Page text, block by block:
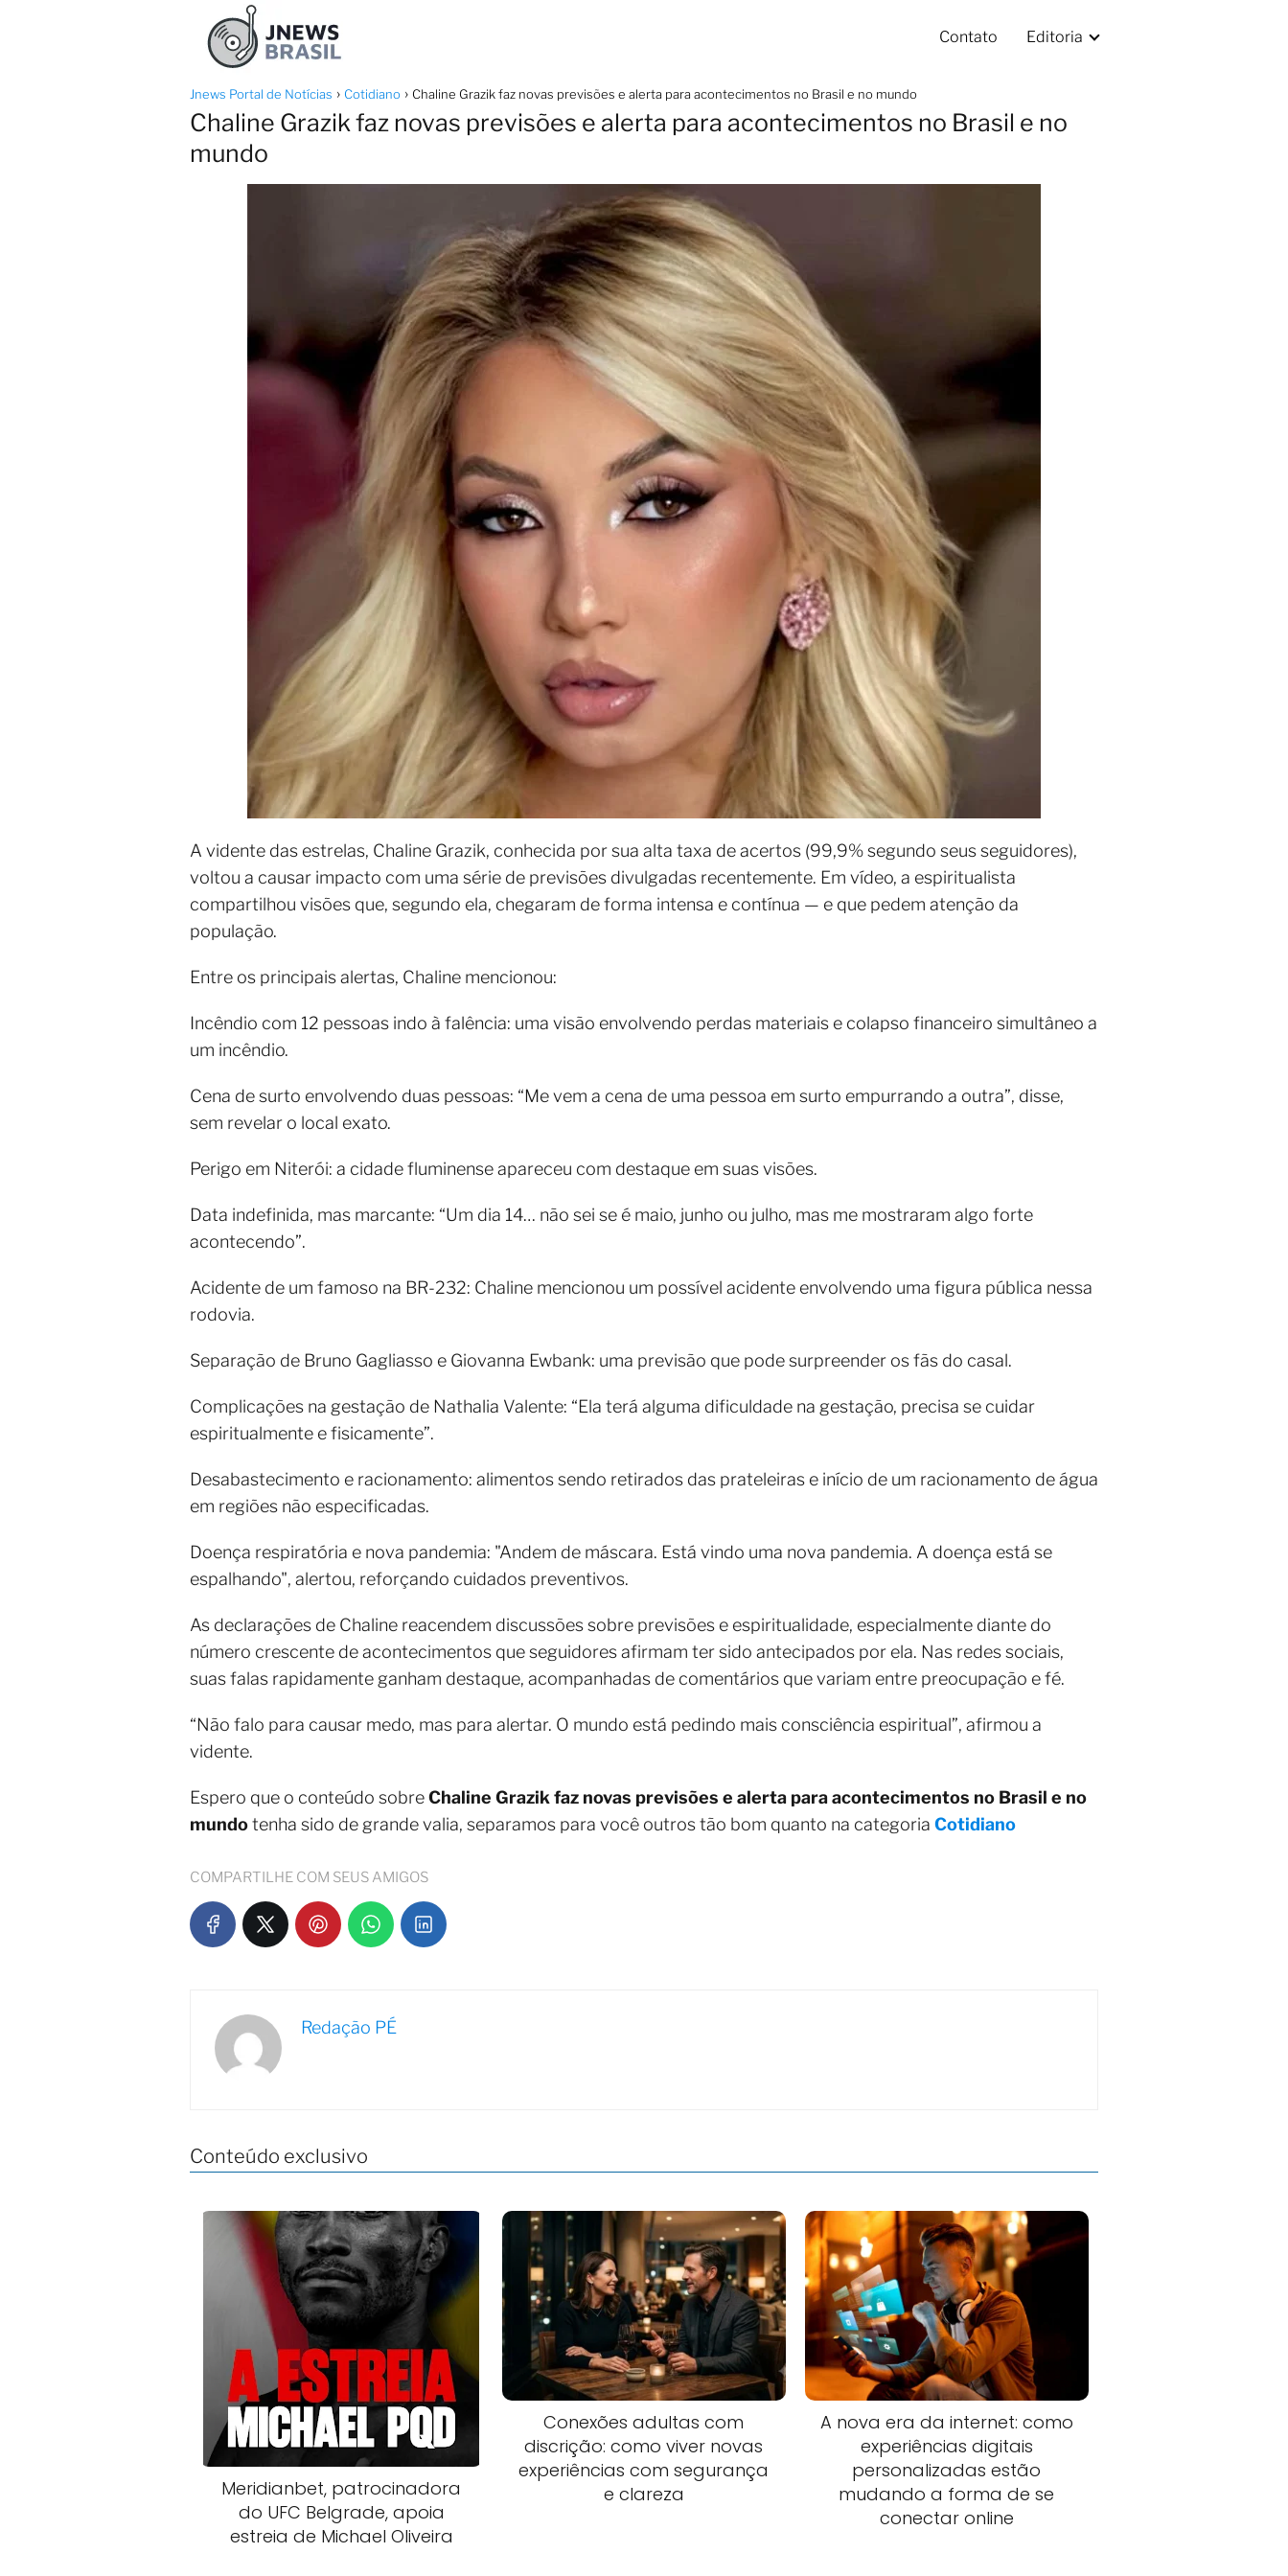
Contato Editoria
Jnews Portal de Notícias Cotidiano Chaline Grazik faz novas previsões e alerta para acontecimentos no Brasil e no mundo
Chaline Grazik faz novas previsões e alerta para acontecimentos no Brasil e no
mundo
A vidente das estrelas, Chaline Grazik, conhecida por sua alta taxa de acertos (99,9% segundo seus seguidores),
voltou a causar impacto com uma série de previsões divulgadas recentemente. Em vídeo, a espiritualista
compartilhou visões que, segundo ela, chegaram de forma intensa e contínua — e que pedem atenção da
população.
Entre os principais alertas, Chaline mencionou:
Incêndio com 12 pessoas indo à falência: uma visão envolvendo perdas materiais e colapso financeiro simultâneo a
um incêndio.
Cena de surto envolvendo duas pessoas: “Me vem a cena de uma pessoa em surto empurrando a outra”, disse,
sem revelar o local exato.
Perigo em Niterói: a cidade fluminense apareceu com destaque em suas visões.
Data indefinida, mas marcante: “Um dia 14… não sei se é maio, junho ou julho, mas me mostraram algo forte
acontecendo”.
Acidente de um famoso na BR-232: Chaline mencionou um possível acidente envolvendo uma figura pública nessa
rodovia.
Separação de Bruno Gagliasso e Giovanna Ewbank: uma previsão que pode surpreender os fãs do casal.
Complicações na gestação de Nathalia Valente: “Ela terá alguma dificuldade na gestação, precisa se cuidar
espiritualmente e fisicamente”.
Desabastecimento e racionamento: alimentos sendo retirados das prateleiras e início de um racionamento de água
em regiões não especificadas.
Doença respiratória e nova pandemia: "Andem de máscara. Está vindo uma nova pandemia. A doença está se
espalhando", alertou, reforçando cuidados preventivos.
As declarações de Chaline reacendem discussões sobre previsões e espiritualidade, especialmente diante do
número crescente de acontecimentos que seguidores afirmam ter sido antecipados por ela. Nas redes sociais,
suas falas rapidamente ganham destaque, acompanhadas de comentários que variam entre preocupação e fé.
“Não falo para causar medo, mas para alertar. O mundo está pedindo mais consciência espiritual”, afirmou a
vidente.
Espero que o conteúdo sobreChaline Grazik faz novas previsões e alerta para acontecimentos no Brasil e no
mundotenha sido de grande valia, separamos para você outros tão bom quanto na categoria Cotidiano
COMPARTILHE COM SEUS AMIGOS
Redação PÉ
Conteúdo exclusivo
Meridianbet, patrocinadora
do UFC Belgrade, apoia
estreia de Michael Oliveira
Conexões adultas com
discrição: como viver novas
experiências com segurança
e clareza
A nova era da internet: como
experiências digitais
personalizadas estão
mudando a forma de se
conectar online